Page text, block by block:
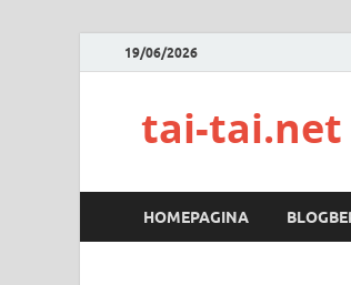
19/06/2026
tai-tai.net
HOMEPAGINA